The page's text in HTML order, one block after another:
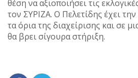
θέση να αξιοποιήσει τις
τον ΣΥΡΙΖΑ. Ο Πελετίδης έχει
τα όρια της διαχείρισης και σε
θα βρει σίγουρα στήριξη.